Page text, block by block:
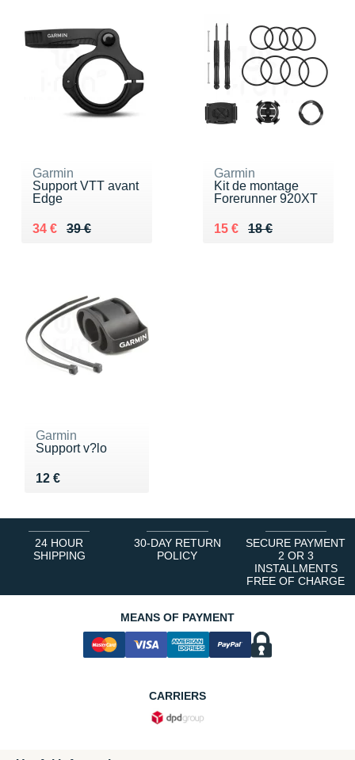
Garmin
Support VTT avant
Edge
39 €
Au lieu de 39 €
34 €
Vendu 34 €
Garmin
Kit de montage
Forerunner 920XT
18 €
Au lieu de 18 €
15 €
Vendu 15 €
Garmin
Support v?lo
12 €
Vendu 12 €
24 HOUR
SHIPPING
30-DAY RETURN
POLICY
SECURE PAYMENT
2 OR 3
INSTALLMENTS
FREE OF CHARGE
MEANS OF PAYMENT
CARRIERS